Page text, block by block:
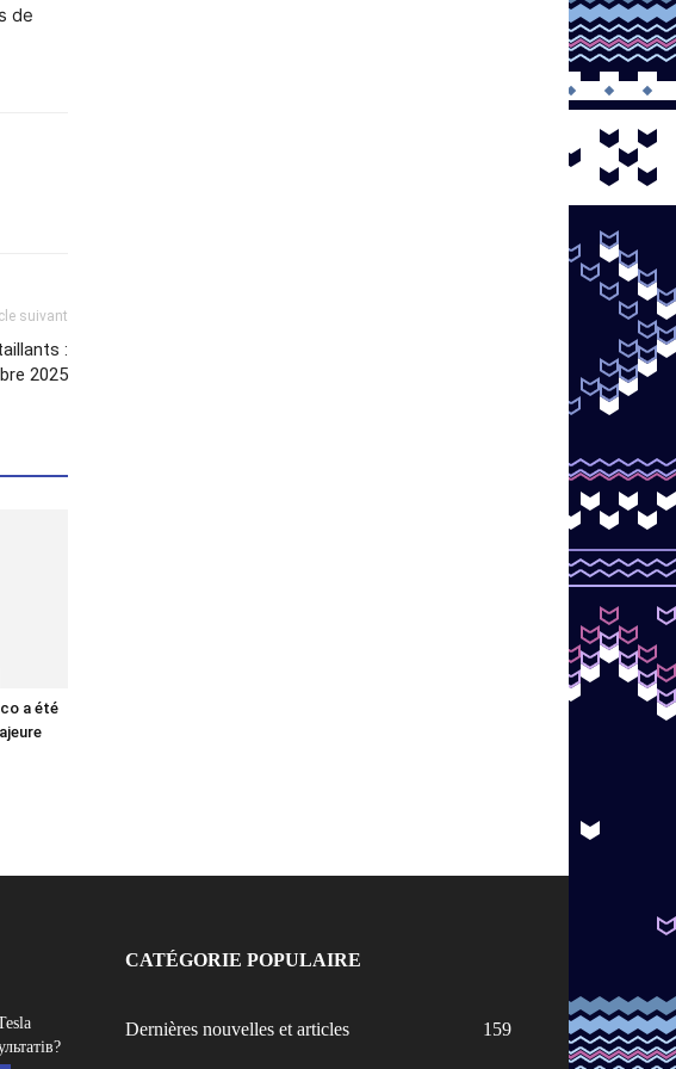
de
suivant
:
2025
a été
CATÉGORIE POPULAIRE
Dernières nouvelles et articles 159